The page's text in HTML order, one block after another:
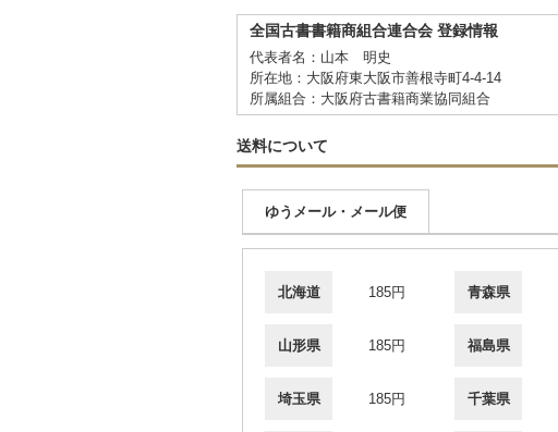
全国古書書籍商組合連合会 登録情報
代表者名：山本 明史
所在地：大阪府東大阪市善根寺町4-4-14
所属組合：大阪府古書籍商業協同組合
送料について
ゆうメール・メール便
北海道 185円 青森県
山形県 185円 福島県
埼玉県 185円 千葉県